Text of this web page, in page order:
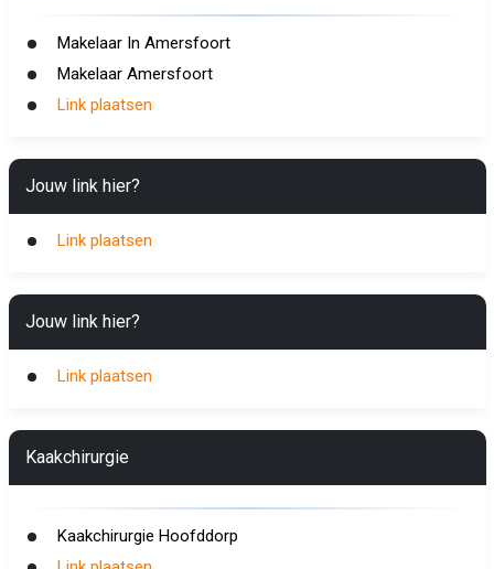
Makelaar In Amersfoort
Makelaar Amersfoort
Link plaatsen
Jouw link hier?
Link plaatsen
Jouw link hier?
Link plaatsen
Kaakchirurgie
Kaakchirurgie Hoofddorp